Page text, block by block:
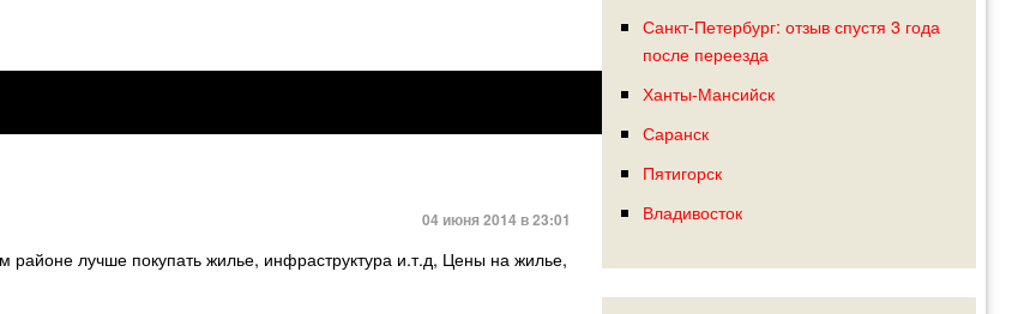
04 июня 2014 в 23:01
районе лучше покупать жилье, инфраструктура и.т.д, Цены на жилье,
Санкт-Петербург: отзыв спустя 3 года
после переезда
Ханты-Мансийск
Саранск
Пятигорск
Владивосток